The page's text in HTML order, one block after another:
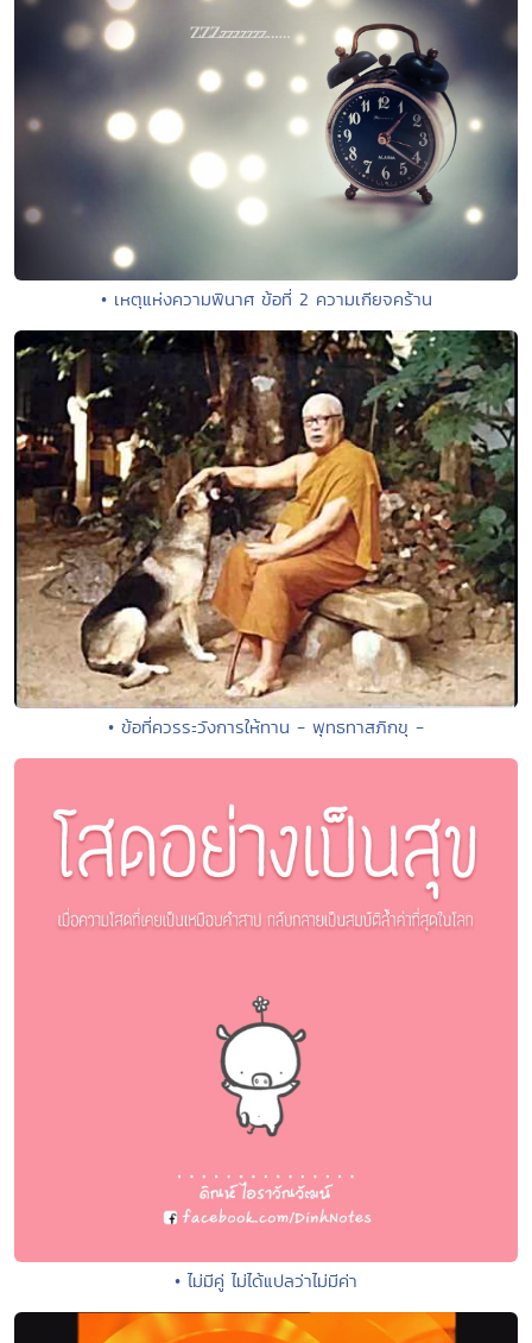
• เหตุแห่งความพินาศ ข้อที่ 2 ความเกียจคร้าน
• ข้อที่ควรระวังการให้ทาน - พุทธทาสภิกขุ -
• ไม่มีคู่ ไม่ได้แปลว่าไม่มีค่า